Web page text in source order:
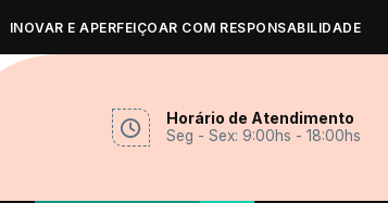
INOVAR E APERFEIÇOAR COM RESPONSABILIDADE
Horário de Atendimento
Seg - Sex: 9:00hs - 18:00hs